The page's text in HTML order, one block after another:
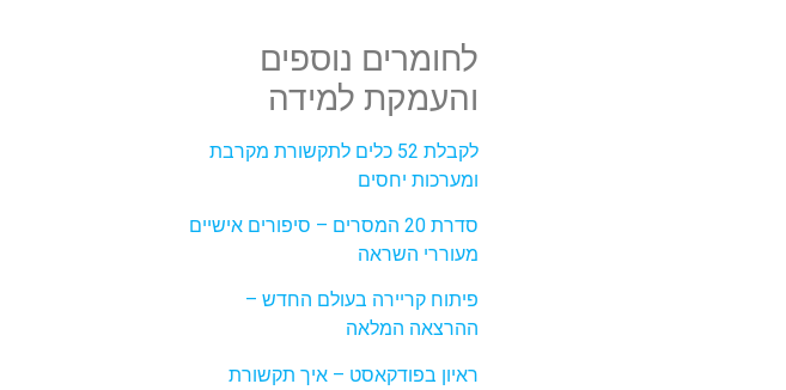
לחומרים נוספים
והעמקת למידה
לקבלת 52 כלים לתקשורת מקרבת
ומערכות יחסים
סדרת 20 המסרים – סיפורים אישיים
מעוררי השראה
פיתוח קריירה בעולם החדש –
ההרצאה המלאה
ראיון בפודקאסט – איך תקשורת